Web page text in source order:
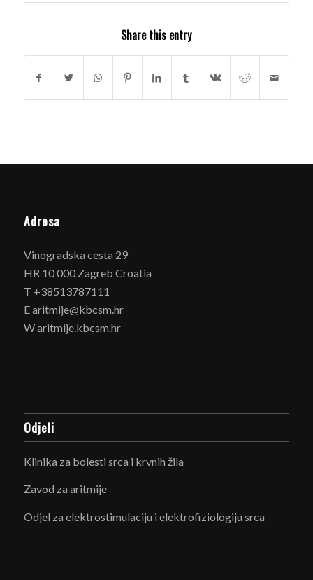
Share this entry
Adresa
Vinogradska cesta 29
HR 10 000 Zagreb Croatia
T +38513787111
E aritmije@kbcsm.hr
W aritmije.kbcsm.hr
Odjeli
Klinika za bolesti srca i krvnih žila
Zavod za aritmije
Odjel za elektrostimulaciju i elektrofiziologiju srca